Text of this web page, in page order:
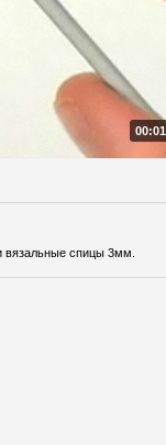
вязальные спицы 3мм.